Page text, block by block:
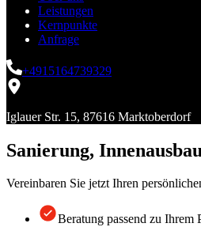
Leistungen
Kernpunkte
Anfrage
+4915164739329
Iglauer Str. 15, 87616 Marktoberdorf
Sanierung,
Vereinbaren Sie jetzt Ihren
Beratung passend zu Ihrem